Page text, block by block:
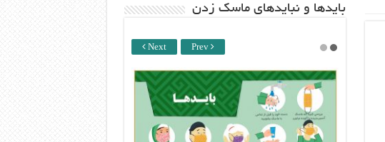
باید‌ها و نبایدهای ماسک زدن
Next Prev